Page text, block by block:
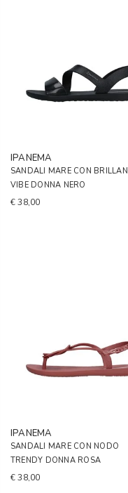
IPANEMA
SANDALI MARE CON
VIBE DONNA NERO
€ 38,00
IPANEMA
SANDALI MARE CON NODO
TRENDY DONNA ROSA
€ 38,00